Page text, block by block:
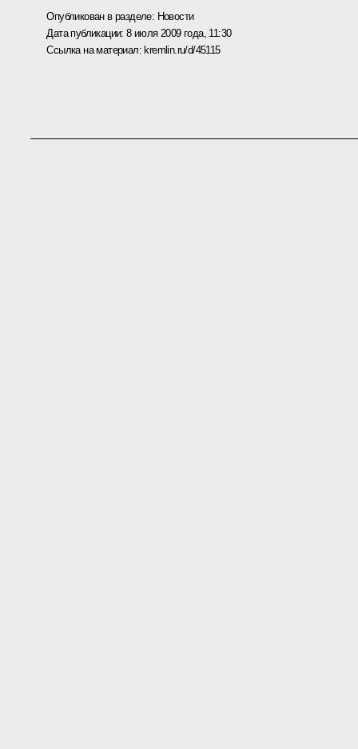
Опубликован в разделе: Новости
Дата публикации:8 июля 2009 года, 11:30
Ссылка на материал:kremlin.ru/d/45115